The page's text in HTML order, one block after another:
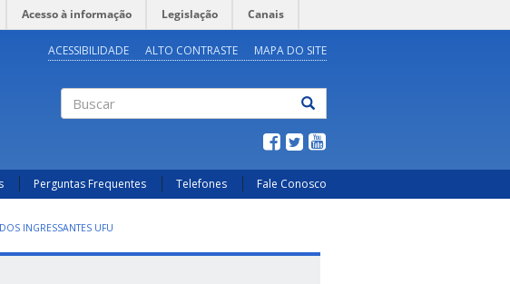
Acesso à informação Legislação Canais
ACESSIBILIDADE ALTO CONTRASTE MAPA DO SITE
Perguntas Frequentes Telefones Fale Conosco
INGRESSANTES UFU